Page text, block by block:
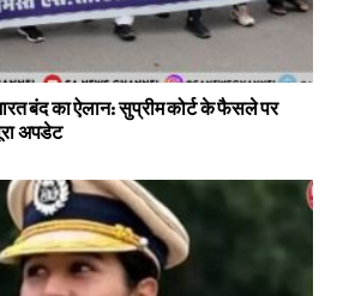
बंद का ऐलान: सुप्रीम कोर्ट के फैसले पर
अपडेट